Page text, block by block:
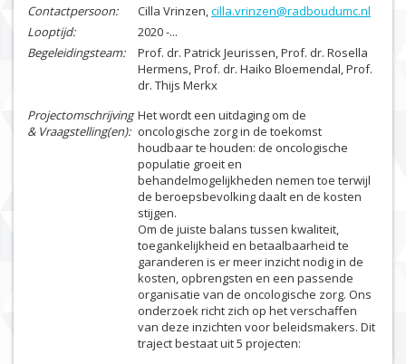
Contactpersoon: Cilla Vrinzen,cilla.vrinzen@radboudumc.nl
Looptijd:
2020 -...
Begeleidingsteam:
Prof. dr. Patrick Jeurissen, Prof. dr. Rosella
Hermens, Prof. dr. Haiko Bloemendal, Prof.
dr. Thijs Merkx
Projectomschrijving
& Vraagstelling(en):
Het wordt een uitdaging om de
oncologische zorg in de toekomst
houdbaar te houden: de oncologische
populatie groeit en
behandelmogelijkheden nemen toe terwijl
de beroepsbevolking daalt en de kosten
stijgen.
Om de juiste balans tussen kwaliteit,
toegankelijkheid en betaalbaarheid te
garanderen is er meer inzicht nodig in de
kosten, opbrengsten en een passende
organisatie van de oncologische zorg. Ons
onderzoek richt zich op het verschaffen
van deze inzichten voor beleidsmakers. Dit
traject bestaat uit 5 projecten: